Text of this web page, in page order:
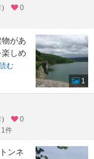
0
があ
しめ
む
1
0
1件
ンネ